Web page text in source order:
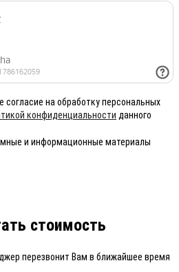
согласие на обработку персональных
конфиденциальности данного
и информационные материалы
стоимость
перезвонит Вам в ближайшее время